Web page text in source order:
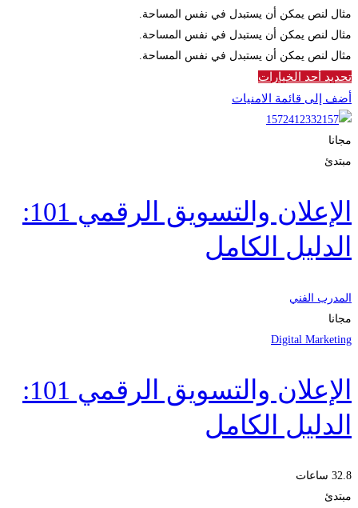
مثال لنص يمكن أن يستبدل في نفس المساحة.
مثال لنص يمكن أن يستبدل في نفس المساحة.
مثال لنص يمكن أن يستبدل في نفس المساحة.
تحديد أحد الخيارات
أضف إلى قائمة الامنيات
مجانا
مبتدئ
الإعلان والتسويق الرقمي 101:
الدليل الكامل
المدرب الفني
مجانا
Digital Marketing
الإعلان والتسويق الرقمي 101:
الدليل الكامل
32.8 ساعات
مبتدئ